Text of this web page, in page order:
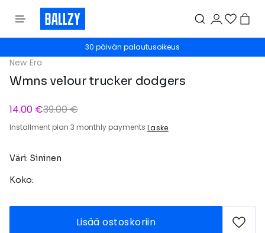
30 päivän palautusoikeus
New Era
Wmns velour trucker dodgers
14.00 €39.00 €
Installment plan 3 monthly payments Laske
Väri: Sininen
Koko:
Lisää ostoskoriin